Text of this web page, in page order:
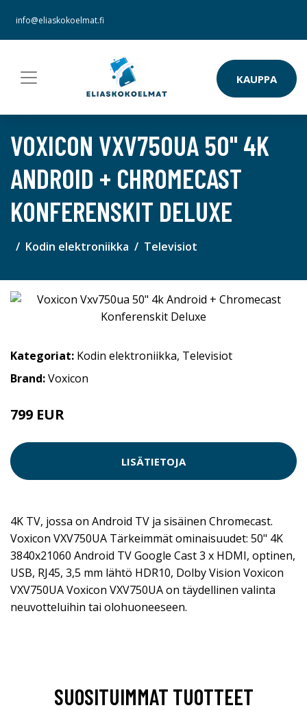
info@eliaskokoelmat.fi
KAUPPA
VOXICON VXV750UA 50" 4K
ANDROID + CHROMECAST
KONFERENSKIT DELUXE
Kodin elektroniikka Televisiot
Kategoriat: Kodin elektroniikka, Televisiot
Brand:Voxicon
799 EUR
LISÄTIETOJA
4K TV, jossa on Android TV ja sisäinen Chromecast.
Voxicon VXV750UA Tärkeimmät ominaisuudet: 50" 4K
3840x21060 Android TV Google Cast 3 x HDMI, optinen,
USB, RJ45, 3,5 mm lähtö HDR10, Dolby Vision Voxicon
VXV750UA Voxicon VXV750UA on täydellinen valinta
neuvotteluihin tai olohuoneeseen.
SUOSITUIMMAT TUOTTEET